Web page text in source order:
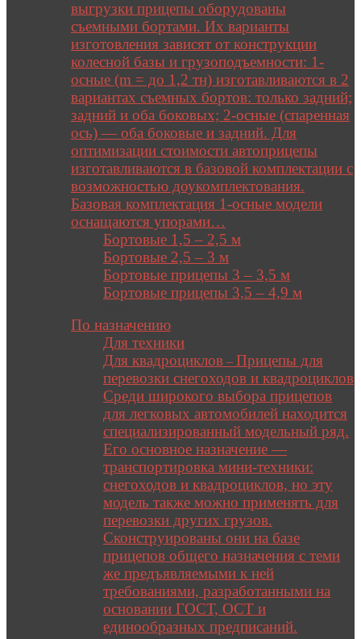
выгрузки прицепы оборудованы
съемными бортами. Их варианты
изготовления зависят от конструкции
колесной базы и грузоподъемности: 1-
осные (m = до 1,2 тн) изготавливаются в 2
вариантах съемных бортов: только задний;
задний и оба боковых; 2-осные (спаренная
ось) — оба боковые и задний. Для
оптимизации стоимости автоприцепы
изготавливаются в базовой комплектации с
возможностью доукомплектования.
Базовая комплектация 1-осные модели
оснащаются упорами…
Бортовые 1,5 – 2,5 м
Бортовые 2,5 – 3 м
Бортовые прицепы 3 – 3,5 м
Бортовые прицепы 3,5 – 4,9 м
По назначению
Для техники
Для квадроциклов – Прицепы для
перевозки снегоходов и квадроциклов
Среди широкого выбора прицепов
для легковых автомобилей находится
специализированный модельный ряд.
Его основное назначение —
транспортировка мини-техники:
снегоходов и квадроциклов, но эту
модель также можно применять для
перевозки других грузов.
Сконструированы они на базе
прицепов общего назначения с теми
же предъявляемыми к ней
требованиями, разработанными на
основании ГОСТ, ОСТ и
единообразных предписаний.